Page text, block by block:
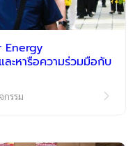
ะหารือความร่วมมือกับ
กรรม